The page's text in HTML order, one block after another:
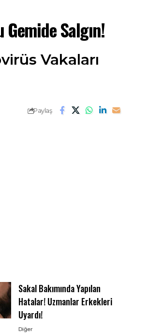
Salgın!
Vakaları
Paylaş
Sakal Bakımında Yapılan
Hatalar! Uzmanlar Erkekleri
Uyardı!
Diğer